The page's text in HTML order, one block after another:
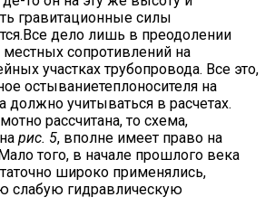
гравитационные силы
дело лишь в преодолении
сопротивлений на
участках трубопровода. Все это,
остываниетеплоносителя на
должно учитываться в расчетах.
рассчитана, то схема,
рис. 5, вполне имеет право на
того, в начале прошлого века
широко применялись,
слабую гидравлическую